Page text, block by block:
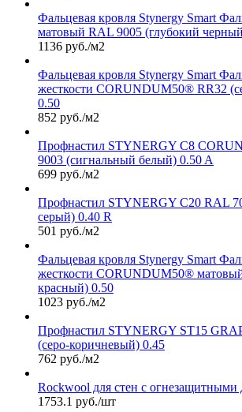
Фальцевая кровля Stynergy Smart
матовый RAL 9005 (глубокий
1136 руб./м2
Фальцевая кровля Stynergy Smart
жесткости CORUNDUM50® RR32
0.50
852 руб./м2
Профнастил STYNERGY С8
9003 (сигнальный белый) 0.50 A
699 руб./м2
Профнастил STYNERGY С20 RAL
серый) 0.40 R
501 руб./м2
Фальцевая кровля Stynergy Smart
жесткости CORUNDUM50®
красный) 0.50
1023 руб./м2
Профнастил STYNERGY ST15
(серо-коричневый) 0.45
762 руб./м2
Rockwool для стен с огнезащитными
1753.1 руб./шт